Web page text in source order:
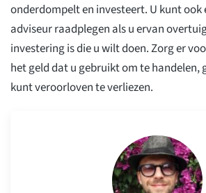
onderdompelt en investeert. U kunt ook
adviseur raadplegen als u ervan
investering is die u wilt doen. Zorg er
het geld dat u gebruikt om te handelen,
kunt veroorloven te verliezen.